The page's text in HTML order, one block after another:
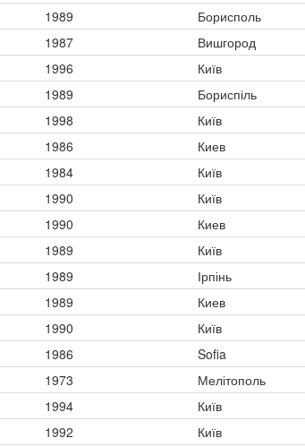
1989
Борисполь
1987
Вишгород
1996
Київ
1989 Бориспіль
1998
Київ
1986
Киев
1984
Київ
1990
Київ
1990
Киев
1989
Київ
1989 Ірпінь
1989
Киев
1990 Київ
1986 Sofia
1973
Мелітополь
1994
Київ
1992
Київ